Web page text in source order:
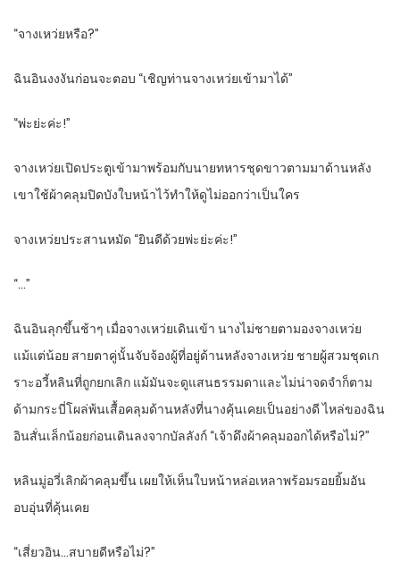
“จางเหว่ยหรือ?”
ฉินอินงงงันก่อนจะตอบ “เชิญท่านจางเหว่ยเข้ามาได้”
“พ่ะย่ะค่ะ!”
จางเหว่ยเปิดประตูเข้ามาพร้อมกับนายทหารชุดขาวตามมาด้านหลัง
เขาใช้ผ้าคลุมปิดบังใบหน้าไว้ทำให้ดูไม่ออกว่าเป็นใคร
จางเหว่ยประสานหมัด “ยินดีด้วยพ่ะย่ะค่ะ!”
“…”
ฉินอินลุกขึ้นช้าๆ เมื่อจางเหว่ยเดินเข้า นางไม่ชายตามองจางเหว่ย
แม้แต่น้อย สายตาคู่นั้นจับจ้องผู้ที่อยู่ด้านหลังจางเหว่ย ชายผู้สวมชุดเก
ราะอวี้หลินที่ถูกยกเลิก แม้มันจะดูแสนธรรมดาและไม่น่าจดจำก็ตาม
ด้ามกระบี่โผล่พ้นเสื้อคลุมด้านหลังที่นางคุ้นเคยเป็นอย่างดี ไหล่ของฉิน
อินสั่นเล็กน้อยก่อนเดินลงจากบัลลังก์ “เจ้าดึงผ้าคลุมออกได้หรือไม่?”
หลินมู่อวี่เลิกผ้าคลุมขึ้น เผยให้เห็นใบหน้าหล่อเหลาพร้อมรอยยิ้มอัน
อบอุ่นที่คุ้นเคย
“เสี่ยวอิน…สบายดีหรือไม่?”